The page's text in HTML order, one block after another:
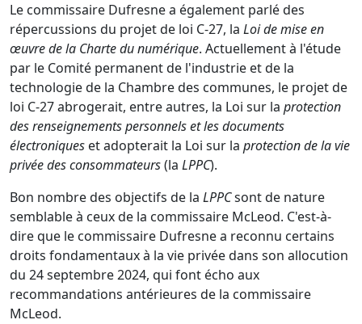
Le commissaire Dufresne a également parlé des
répercussions du projet de loi C-27, la Loi de mise en
œuvre de la Charte du numérique. Actuellement à l'étude
par le Comité permanent de l'industrie et de la
technologie de la Chambre des communes, le projet de
loi C-27 abrogerait, entre autres, la Loi sur la protection
des renseignements personnels et les documents
électroniques et adopterait la Loi sur la protection de la vie
privée des consommateurs(la LPPC).
Bon nombre des objectifs de la LPPCsont de nature
semblable à ceux de la commissaire McLeod. C'est-à-
dire que le commissaire Dufresne a reconnu certains
droits fondamentaux à la vie privée dans son allocution
du 24 septembre 2024, qui font écho aux
recommandations antérieures de la commissaire
McLeod.